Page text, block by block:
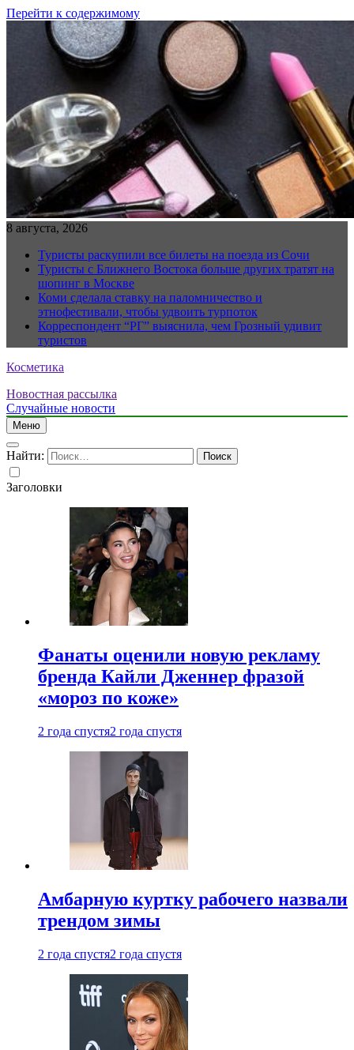
Перейти к содержимому
8 августа, 2026
Туристы раскупили все билеты на поезда из Сочи
Туристы с Ближнего Востока больше других тратят на
шопинг в Москве
Коми сделала ставку на паломничество и
этнофестивали, чтобы удвоить турпоток
Корреспондент “РГ” выяснила, чем Грозный удивит
туристов
Косметика
Новостная рассылка
Случайные новости
Меню
Найти:
Заголовки
Фанаты оценили новую рекламу
бренда Кайли Дженнер фразой
«мороз по коже»
2 года спустя2 года спустя
Амбарную куртку рабочего назвали
трендом зимы
2 года спустя2 года спустя